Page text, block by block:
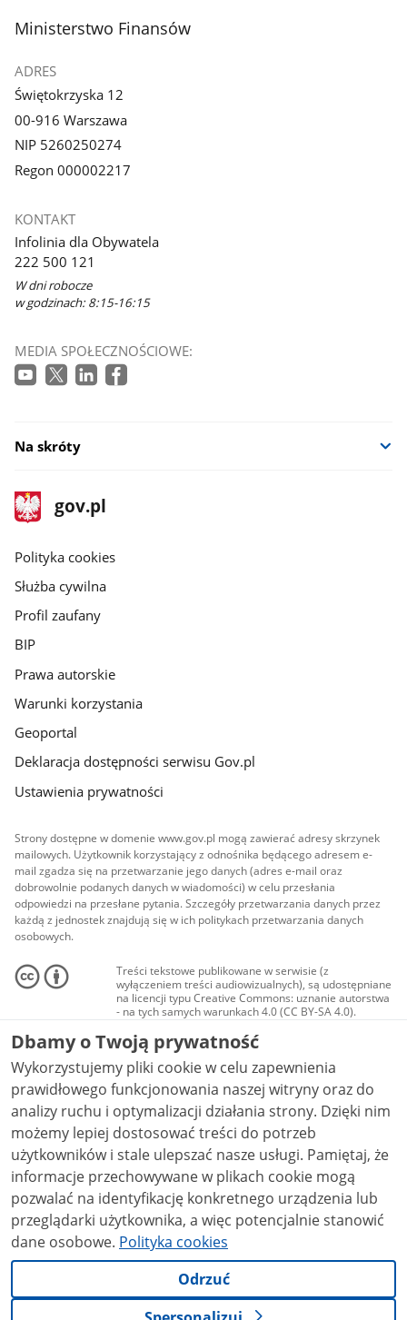
stopka
Ministerstwo Finansów
ADRES
Świętokrzyska 12
00-916 Warszawa
NIP 5260250274
Regon 000002217
KONTAKT
Infolinia dla Obywatela
222 500 121
W dni robocze
w godzinach: 8:15-16:15
MEDIA SPOŁECZNOŚCIOWE:
Na skróty
stopka
gov.pl
Strona
gov.pl
gov.pl
Polityka cookies
Służba cywilna
Profil zaufany
BIP
Prawa autorskie
Warunki korzystania
Geoportal
Deklaracja dostępności serwisu Gov.pl
Ustawienia prywatności
Strony dostępne w domenie www.gov.pl mogą zawierać adresy skrzynek
mailowych. Użytkownik korzystający z odnośnika będącego adresem e-
mail zgadza się na przetwarzanie jego danych (adres e-mail oraz
dobrowolnie podanych danych w wiadomości) w celu przesłania
odpowiedzi na przesłane pytania. Szczegóły przetwarzania danych przez
każdą z jednostek znajdują się w ich politykach przetwarzania danych
osobowych.
Treści tekstowe publikowane w serwisie (z
wyłączeniem treści audiowizualnych), są udostępniane
na licencji typu Creative Commons: uznanie autorstwa
- na tych samych warunkach 4.0 (CC BY-SA 4.0).
Materiały audiowizualne, w tym zdjęcia, materiały
audio i wideo, są udostępniane na licencji typu
Creative Commons: uznanie autorstwa użycie
niekomercyjne - bez utworów zależnych 4.0 (CC BY-
NC-ND 4.0), o ile nie jest to stwierdzone inaczej.
Dbamy o Twoją prywatność
Wykorzystujemy pliki cookie w celu zapewnienia
prawidłowego funkcjonowania naszej witryny oraz do
analizy ruchu i optymalizacji działania strony. Dzięki nim
możemy lepiej dostosować treści do potrzeb
użytkowników i stale ulepszać nasze usługi. Pamiętaj, że
informacje przechowywane w plikach cookie mogą
pozwalać na identyfikację konkretnego urządzenia lub
przeglądarki użytkownika, a więc potencjalnie stanowić
dane osobowe. Polityka cookies
Odrzuć